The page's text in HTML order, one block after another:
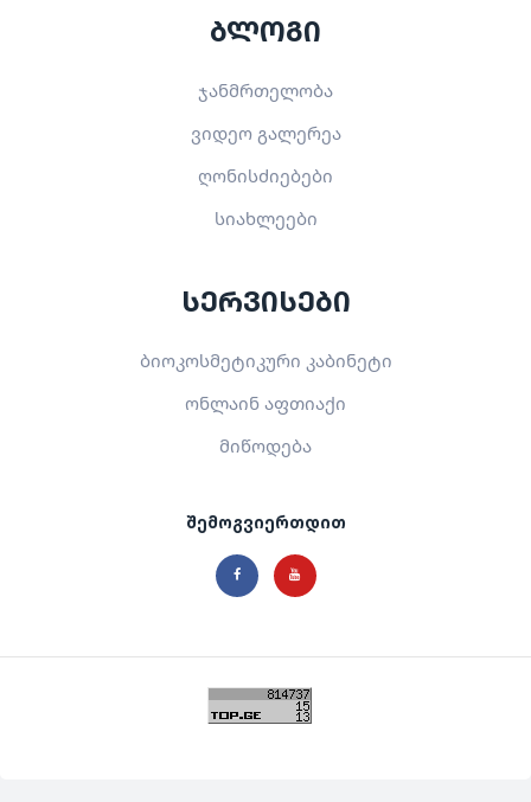
ბლოგი
ჯანმრთელობა
ვიდეო გალერეა
ღონისძიებები
სიახლეები
სერვისები
ბიოკოსმეტიკური კაბინეტი
ონლაინ აფთიაქი
მიწოდება
შემოგვიერთდით